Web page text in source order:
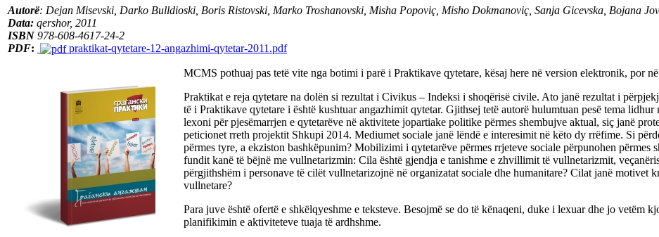
Autorë: Dejan Misevski, Darko Bulldioski, Boris Ristovski, Marko Troshanovski, Misha Popoviç, Misho Dokmanoviç, Sanja Gicevska, Bojana
Data: qershor, 2011
ISBN 978-608-4617-24-2
PDF: praktikat-qytetare-12-angazhimi-qytetar-2011.pdf
MCMS pothuaj pas tetë vite nga botimi i parë i Praktikave qytetare, kësaj here në version elektronik, por
Praktikat e reja qytetare na dolёn si rezultat i Civikus – Indeksi i shoqërisë civile. Ato janë rezultat i
të i Praktikave qytetare i është kushtuar angazhimit qytetar. Gjithsej tetë autorë hulumtuan pesë tema
lexoni për pjesëmarrjen e qytetarëve në aktivitete jopartiake politike përmes shembujve aktual, siç janë
peticionet rreth projektit Shkupi 2014. Mediumet sociale janë lëndë e interesimit në këto dy rrëfime. Si
përmes tyre, a ekziston bashkëpunim? Mobilizimi i qytetarëve përmes rrjeteve sociale përpunohen
fundit kanë të bëjnë me vullnetarizmin: Cila është gjendja e tanishme e zhvillimit të vullnetarizmit,
përgjithshëm i personave të cilët vullnetarizojnё në organizatat sociale dhe humanitare? Cilat janë motivet
vullnetare?
Para juve është ofertë e shkëlqyeshme e teksteve. Besojmë se do të kënaqeni, duke i lexuar dhe jo vetëm
planifikimin e aktiviteteve tuaja të ardhshme.